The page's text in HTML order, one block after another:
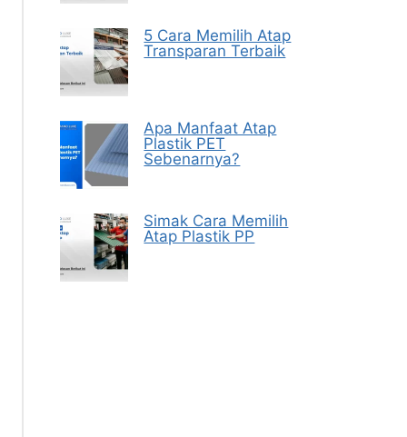
5 Cara Memilih Atap
Transparan Terbaik
Apa Manfaat Atap
Plastik PET
Sebenarnya?
Simak Cara Memilih
Atap Plastik PP